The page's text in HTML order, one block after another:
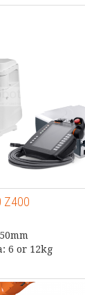
Z400
6 or 12kg